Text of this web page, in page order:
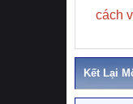
cách
Kết Lại